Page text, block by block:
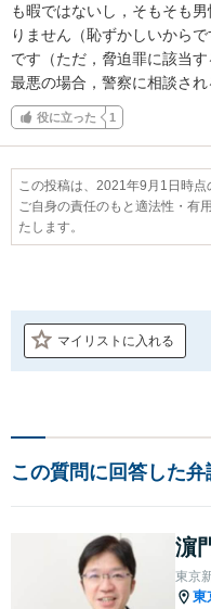
も暇ではないし，そもそも
りません（恥ずかしいから
です（ただ，脅迫罪に該当す
最悪の場合，警察に相談され
役に立った 1
この投稿は、2021年9月1日時点
ご自身の責任のもと適法性・有
たします。
マイリストに入れる
この質問に回答した弁
濵
東京
東